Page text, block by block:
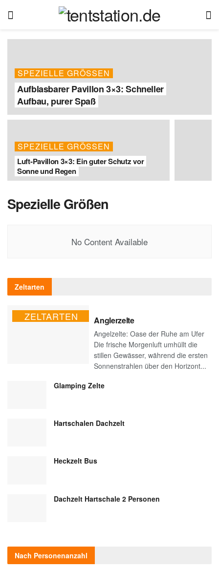
SPEZIELLE GRÖSSEN
Aufblasbarer Pavillon 3×3: Schneller
Aufbau, purer Spaß
SPEZIELLE GRÖSSEN
Luft-Pavillon 3×3: Ein guter Schutz vor
Sonne und Regen
Spezielle Größen
No Content Available
Zeltarten
ZELTARTEN Anglerzelte
Angelzelte: Oase der Ruhe am Ufer
Die frische Morgenluft umhüllt die
stillen Gewässer, während die ersten
Sonnenstrahlen über den Horizont...
Glamping Zelte
Hartschalen Dachzelt
Heckzelt Bus
Dachzelt Hartschale 2 Personen
Nach Personenanzahl